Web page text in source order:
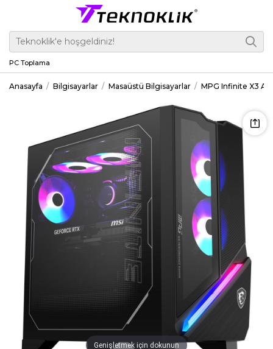
PC Toplama
Anasayfa Bilgisayarlar Masaüstü Bilgisayarlar MPG Infinite X3 AI
Genişletmek için dokunun